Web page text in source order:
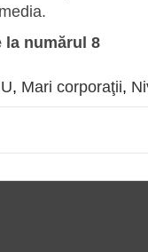
numărul 8
, Mari corporaţii,